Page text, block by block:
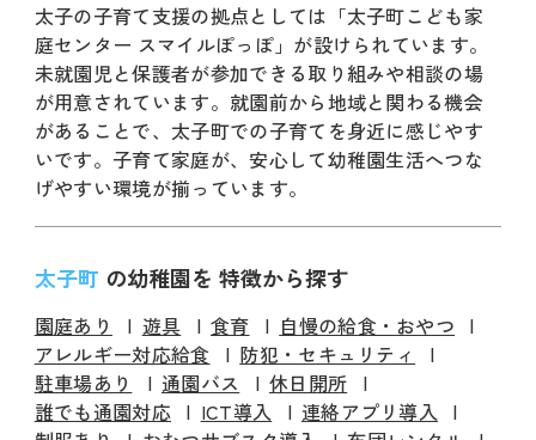
太子の子育て支援の拠点としては「太子町こども家
庭センター スマイルぽっぽ」が設けられています。
未就園児と保護者が参加できる取り組みや相談の場
が用意されています。就園前から地域と関わる機会
があることで、太子町での子育てを身近に感じやす
いです。子育て家庭が、安心して幼稚園生活へつな
げやすい環境が揃っています。
太子町 の幼稚園を 特徴から探す
園庭あり 遊具 食育
自慢の給食・おやつ
アレルギー対応給食
防犯・セキュリティ
駐車場あり
通園バス
休日開所
誰でも通園対応
ICT導入
連絡アプリ導入